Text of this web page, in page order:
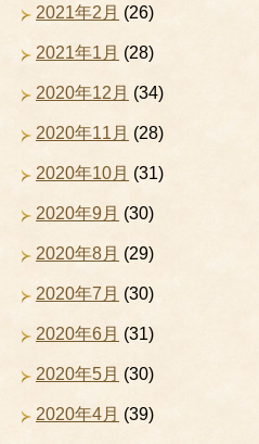
2021年2月 (26)
2021年1月 (28)
2020年12月 (34)
2020年11月 (28)
2020年10月 (31)
2020年9月 (30)
2020年8月 (29)
2020年7月 (30)
2020年6月 (31)
2020年5月 (30)
2020年4月 (39)